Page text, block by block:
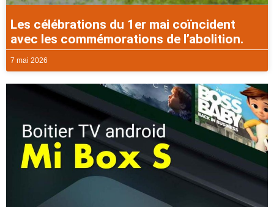
Les célébrations du 1er mai coïncident
avec les commémorations de l’abolition.
7 mai 2026